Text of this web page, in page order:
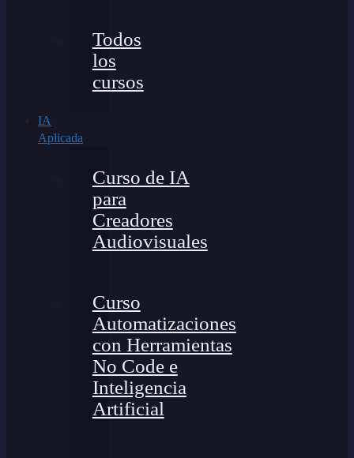
Todos
los
cursos
IA
Aplicada
Curso de IA
para
Creadores
Audiovisuales
Curso
Automatizaciones
con Herramientas
No Code e
Inteligencia
Artificial